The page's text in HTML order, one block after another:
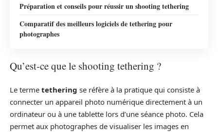
Préparation et conseils pour réussir un shooting tethering
Comparatif des meilleurs logiciels de tethering pour
photographes
Qu’est-ce que le shooting tethering ?
Le terme tethering se réfère à la pratique qui consiste à
connecter un appareil photo numérique directement à un
ordinateur ou à une tablette lors d’une séance photo. Cela
permet aux photographes de visualiser les images en